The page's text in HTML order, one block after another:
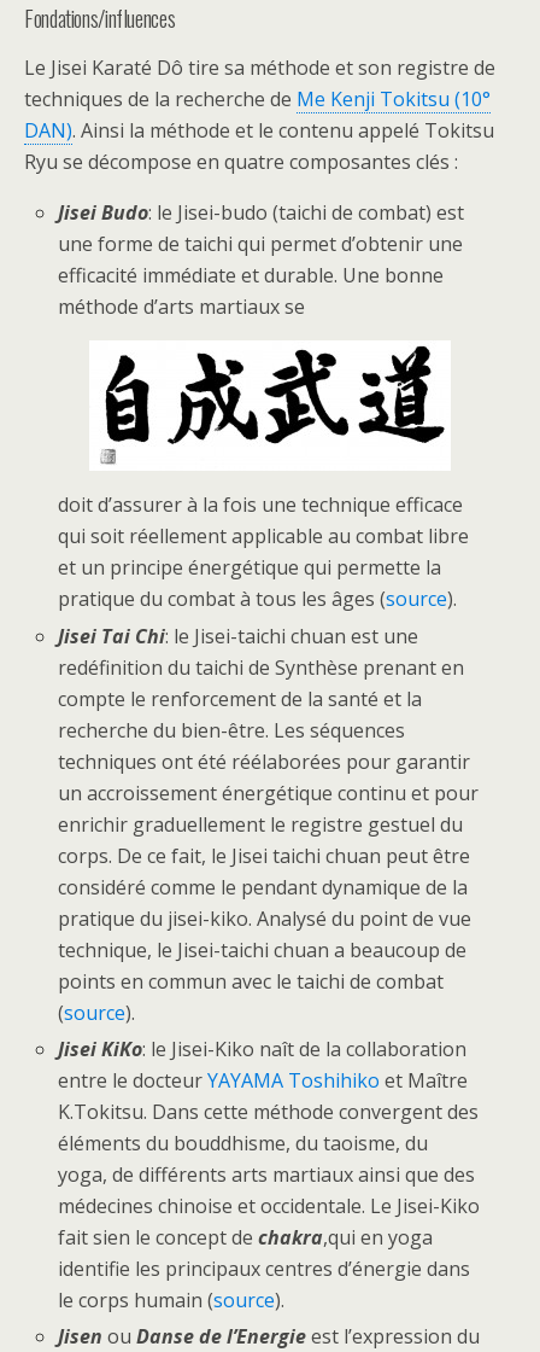
Fondations/influences
Le Jisei Karaté Dô tire sa méthode et son registre de
techniques de la recherche de Me Kenji Tokitsu (10°
DAN). Ainsi la méthode et le contenu appelé Tokitsu
Ryu se décompose en quatre composantes clés :
Jisei Budo: le Jisei-budo (taichi de combat) est
une forme de taichi qui permet d’obtenir une
efficacité immédiate et durable. Une bonne
méthode d’arts martiaux se
doit d’assurer à la fois une technique efficace
qui soit réellement applicable au combat libre
et un principe énergétique qui permette la
pratique du combat à tous les âges (source).
Jisei Tai Chi: le Jisei-taichi chuan est une
redéfinition du taichi de Synthèse prenant en
compte le renforcement de la santé et la
recherche du bien-être. Les séquences
techniques ont été réélaborées pour garantir
un accroissement énergétique continu et pour
enrichir graduellement le registre gestuel du
corps. De ce fait, le Jisei taichi chuan peut être
considéré comme le pendant dynamique de la
pratique du jisei-kiko. Analysé du point de vue
technique, le Jisei-taichi chuan a beaucoup de
points en commun avec le taichi de combat
(source).
Jisei KiKo: le Jisei-Kiko naît de la collaboration
entre le docteurYAYAMA Toshihiko et Maître
K.Tokitsu. Dans cette méthode convergent des
éléments du bouddhisme, du taoisme, du
yoga, de différents arts martiaux ainsi que des
médecines chinoise et occidentale. Le Jisei-Kiko
fait sien le concept dechakra,qui en yoga
identifie les principaux centres d’énergie dans
le corps humain (source).
Jisen ouDanse de l’Energieest l’expression du